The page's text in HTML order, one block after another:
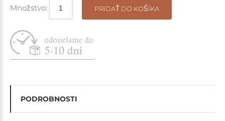
Množstvo: PRIDAŤ DO KOŠÍKA
PODROBNOSTI